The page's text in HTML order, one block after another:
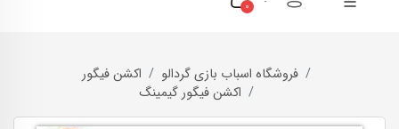
0
فروشگاه اسباب بازی گردالو
اکشن فیگور
اکشن فیگور گیمینگ